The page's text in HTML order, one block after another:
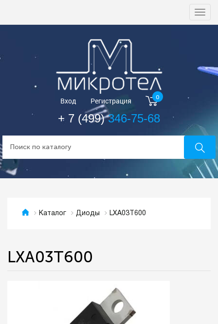
Вход Регистрация 0
+ 7 (499)346-75-68
Каталог Диоды LXA03T600
LXA03T600